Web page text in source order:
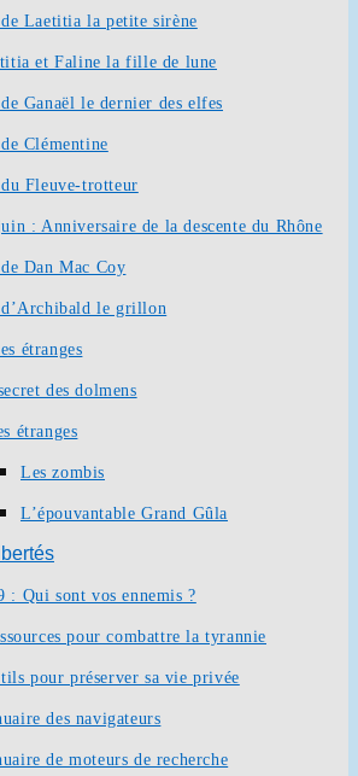
Laetitia la petite sirène
et Faline la fille de lune
Ganaël le dernier des elfes
Clémentine
Fleuve-trotteur
: Anniversaire de la descente du Rhône
Dan Mac Coy
d’Archibald le grillon
étranges
des dolmens
étranges
Les zombis
L’épouvantable Grand Gûla
: Qui sont vos ennemis ?
pour combattre la tyrannie
pour préserver sa vie privée
des navigateurs
de moteurs de recherche